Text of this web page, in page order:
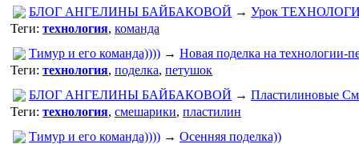
БЛОГ АНГЕЛИНЫ БАЙБАКОВОЙ → Урок
Теги: технология, команда
Тимур и его команда)))) → Новая поделка на технологии-
Теги: технология, поделка, петушок
БЛОГ АНГЕЛИНЫ БАЙБАКОВОЙ → Пластилиновые
Теги: технология, смешарики, пластилин
Тимур и его команда)))) → Осенняя поделка))